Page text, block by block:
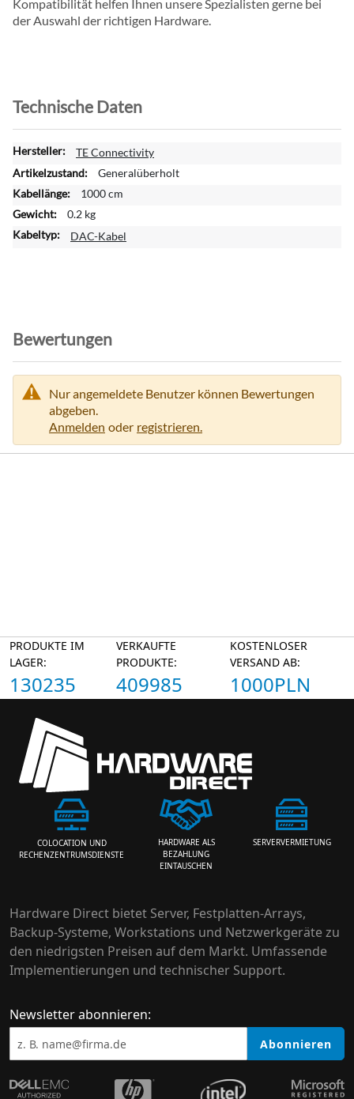
Kompatibilität helfen Ihnen unsere Spezialisten gerne bei
der Auswahl der richtigen Hardware.
Technische Daten
W
e
t
e
r
r
m
a
e
TE Connectivity
Generalüberholt
1000 cm
0.2 kg
DAC-Kabel
Bewertungen
Nur angemeldete Benutzer können Bewertungen
abgeben.
Anmelden oder registrieren.
PRODUKTE IM
LAGER:
130235
VERKAUFTE
PRODUKTE:
409985
KOSTENLOSER
VERSAND AB:
1000PLN
COLOCATION UND
RECHENZENTRUMSDIENSTE
HARDWARE ALS
BEZAHLUNG
EINTAUSCHEN
SERVERVERMIETUNG
Hardware Direct bietet Server, Festplatten-Arrays,
Backup-Systeme, Workstations und Netzwerkgeräte zu
den niedrigsten Preisen auf dem Markt. Umfassende
Implementierungen und technischer Support.
Newsletter abonnieren:
Abonnieren